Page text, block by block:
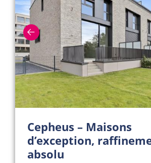
Cepheus – Maisons
d’exception,
absolu